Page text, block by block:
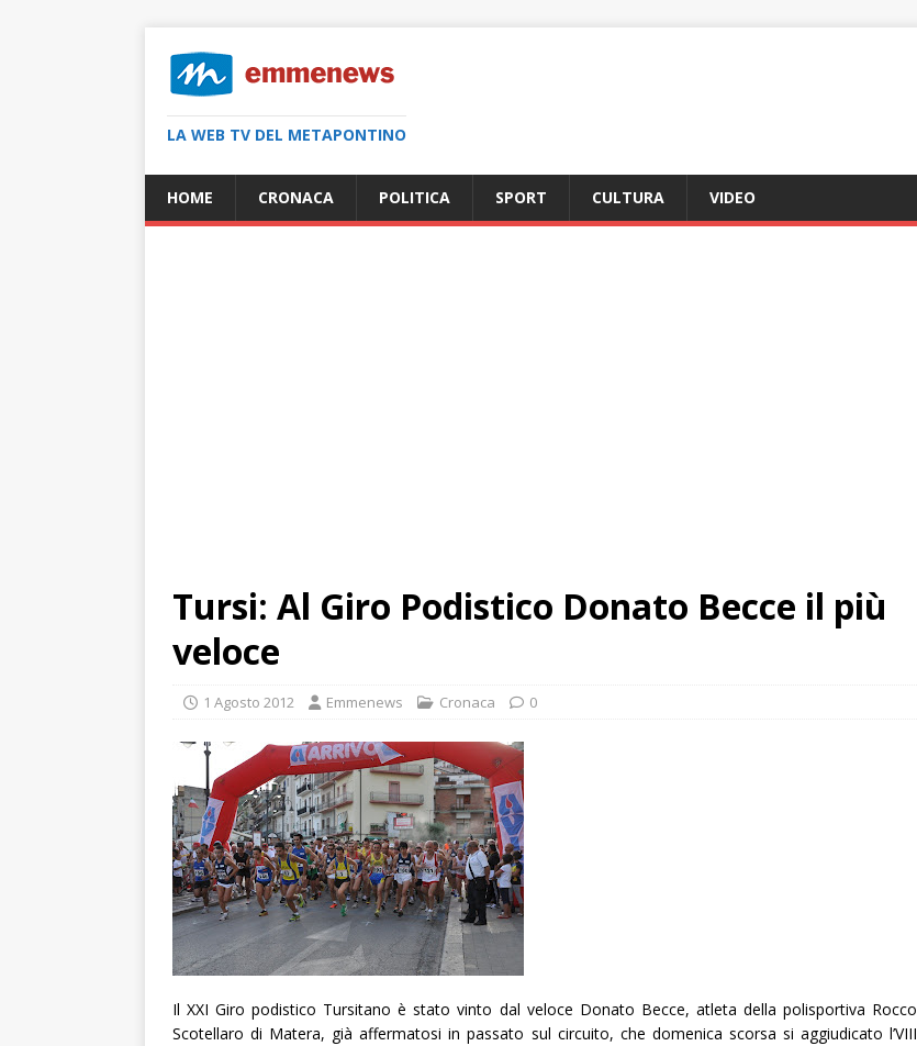
LA WEB TV DEL METAPONTINO
HOME CRONACA POLITICA SPORT CULTURA VIDEO
Tursi: Al Giro Podistico Donato Becce il più
veloce
1 Agosto 2012 Emmenews Cronaca 0
Il XXI Giro podistico Tursitano è stato vinto dal veloce Donato Becce, atleta della polisportiva Rocco
Scotellaro di Matera, già affermatosi in passato sul circuito, che domenica scorsa si aggiudicato l’VIII